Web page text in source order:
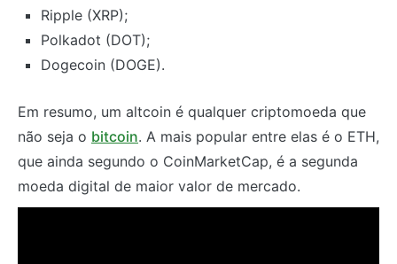
Ripple (XRP);
Polkadot (DOT);
Dogecoin (DOGE).
Em resumo, um altcoin é qualquer criptomoeda que
não seja o bitcoin. A mais popular entre elas é o ETH,
que ainda segundo o CoinMarketCap, é a segunda
moeda digital de maior valor de mercado.